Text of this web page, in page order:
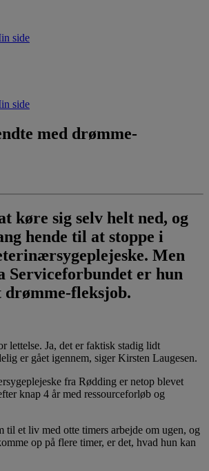
side
side
med drømme-
køre sig selv helt ned, og
hende til at stoppe i
Men
Serviceforbundet er hun
drømme-fleksjob.
lettelse. Ja, det er faktisk stadig lidt
er gået igennem, siger Kirsten Laugesen.
fra Rødding er netop blevet
knap 4 år med ressourceforløb og
til et liv med otte timers arbejde om ugen, og
op på flere timer, er det, hvad hun kan